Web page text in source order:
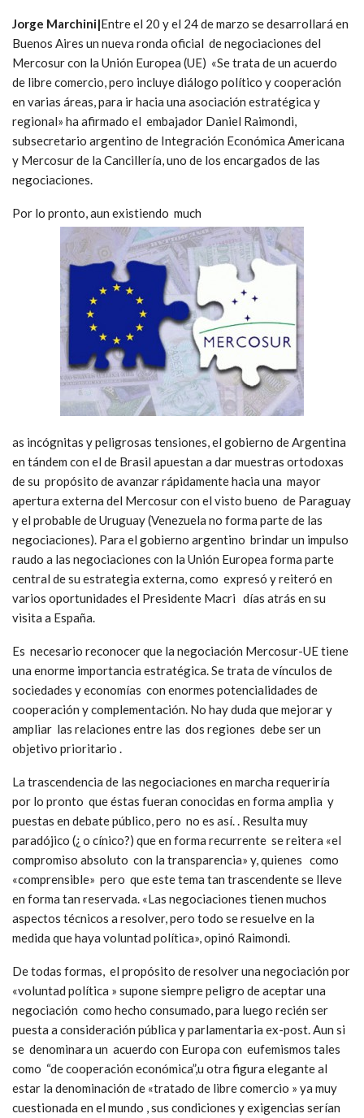
Jorge Marchini|Entre el 20 y el 24 de marzo se desarrollará en
Buenos Aires un nueva ronda oficial de negociaciones del
Mercosur con la Unión Europea (UE) «Se trata de un acuerdo
de libre comercio, pero incluye diálogo político y cooperación
en varias áreas, para ir hacia una asociación estratégica y
regional» ha afirmado el embajador Daniel Raimondi,
subsecretario argentino de Integración Económica Americana
y Mercosur de la Cancillería, uno de los encargados de las
negociaciones.
Por lo pronto, aun existiendo much
as incógnitas y peligrosas tensiones, el gobierno de Argentina
en tándem con el de Brasil apuestan a dar muestras ortodoxas
de su propósito de avanzar rápidamente hacia una mayor
apertura externa del Mercosur con el visto bueno de Paraguay
y el probable de Uruguay (Venezuela no forma parte de las
negociaciones). Para el gobierno argentino brindar un impulso
raudo a las negociaciones con la Unión Europea forma parte
central de su estrategia externa, como expresó y reiteró en
varios oportunidades el Presidente Macri días atrás en su
visita a España.
Es necesario reconocer que la negociación Mercosur-UE tiene
una enorme importancia estratégica. Se trata de vínculos de
sociedades y economías con enormes potencialidades de
cooperación y complementación. No hay duda que mejorar y
ampliar las relaciones entre las dos regiones debe ser un
objetivo prioritario .
La trascendencia de las negociaciones en marcha requeriría
por lo pronto que éstas fueran conocidas en forma amplia y
puestas en debate público, pero no es así. . Resulta muy
paradójico (¿ o cínico?) que en forma recurrente se reitera «el
compromiso absoluto con la transparencia» y, quienes como
«comprensible» pero que este tema tan trascendente se lleve
en forma tan reservada. «Las negociaciones tienen muchos
aspectos técnicos a resolver, pero todo se resuelve en la
medida que haya voluntad política», opinó Raimondi.
De todas formas, el propósito de resolver una negociación por
«voluntad política » supone siempre peligro de aceptar una
negociación como hecho consumado, para luego recién ser
puesta a consideración pública y parlamentaria ex-post. Aun si
se denominara un acuerdo con Europa con eufemismos tales
como “de cooperación económica”,u otra figura elegante al
estar la denominación de «tratado de libre comercio » ya muy
cuestionada en el mundo , sus condiciones y exigencias serían